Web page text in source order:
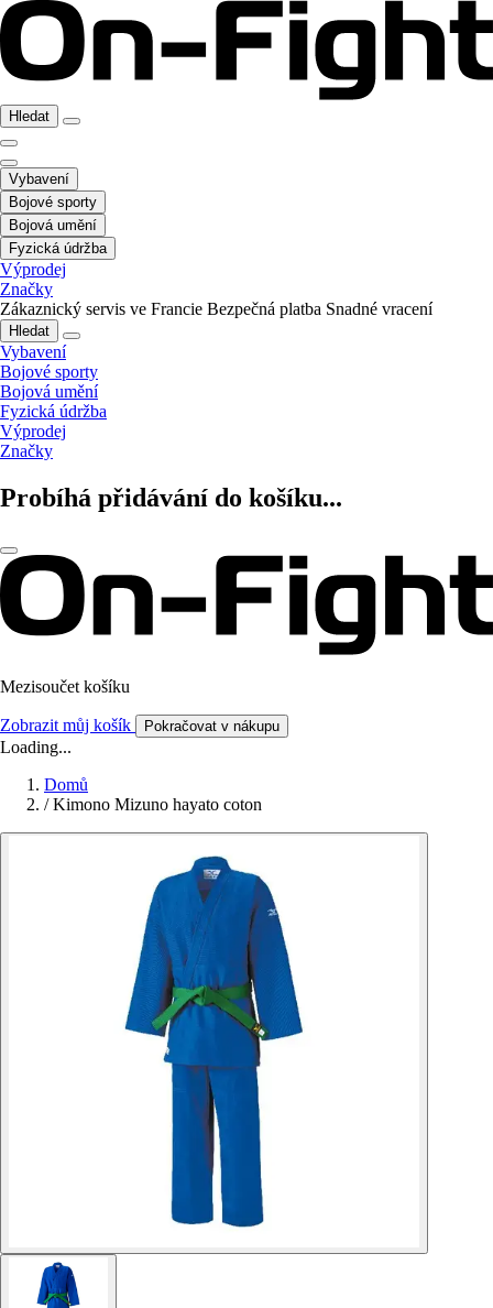
Hledat
Vybavení
Bojové sporty
Bojová umění
Fyzická údržba
Výprodej
Značky
Zákaznický servis ve Francie Bezpečná platba Snadné vracení
Hledat
Vybavení
Bojové sporty
Bojová umění
Fyzická údržba
Výprodej
Značky
Probíhá přidávání do košíku...
Mezisoučet košíku
Zobrazit můj košík Pokračovat v nákupu
Loading...
Domů
/ Kimono Mizuno hayato coton